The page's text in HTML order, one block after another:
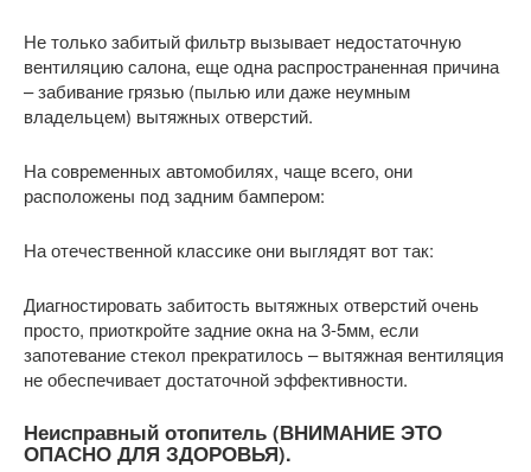
Не только забитый фильтр вызывает недостаточную
вентиляцию салона, еще одна распространенная причина
– забивание грязью (пылью или даже неумным
владельцем) вытяжных отверстий.
На современных автомобилях, чаще всего, они
расположены под задним бампером:
На отечественной классике они выглядят вот так:
Диагностировать забитость вытяжных отверстий очень
просто, приоткройте задние окна на 3-5мм, если
запотевание стекол прекратилось – вытяжная вентиляция
не обеспечивает достаточной эффективности.
Неисправный отопитель (ВНИМАНИЕ ЭТО
ОПАСНО ДЛЯ ЗДОРОВЬЯ).